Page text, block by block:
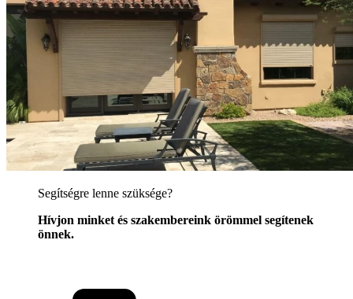
Segítségre lenne szüksége?
Hívjon minket és szakembereink örömmel segítenek
önnek.